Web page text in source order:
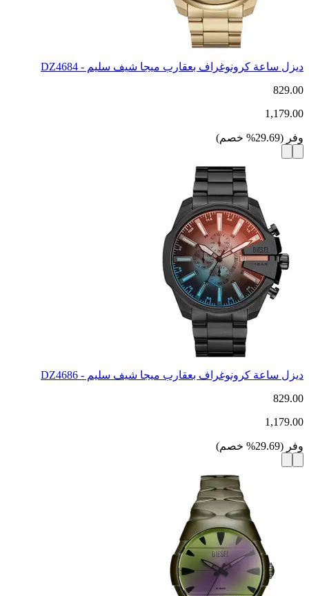
ديزل ساعة كرونوغراف بعقارب ميجا شيف سليم - DZ4684
829.00
1,179.00
وفر (
29.69
% خصم)
ديزل ساعة كرونوغراف بعقارب ميجا شيف سليم - DZ4686
829.00
1,179.00
وفر (
29.69
% خصم)